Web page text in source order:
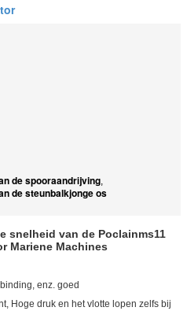
de spooraandrijving,
de steunbalkjonge os
snelheid van de Poclainms11
Mariene Machines
enz. goed
Hoge druk en het vlotte lopen zelfs bij